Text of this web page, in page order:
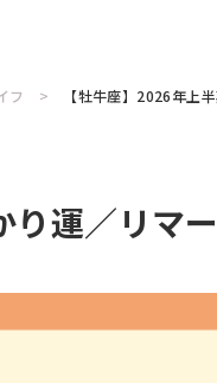
フ 【牡牛座】2026年上
運／リマ